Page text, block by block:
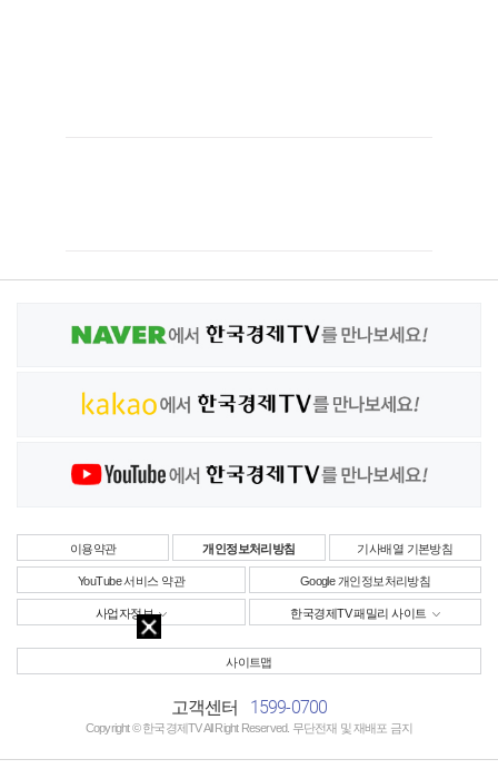
이용약관 개인정보처리방침 기사배열 기본방침
YouTube 서비스 약관 Google 개인정보처리방침
사업자정보 한국경제TV 패밀리 사이트
사이트맵
고객센터 1599-0700
Copyright © 한국경제TV All Right Reserved. 무단전재 및 재배포 금지